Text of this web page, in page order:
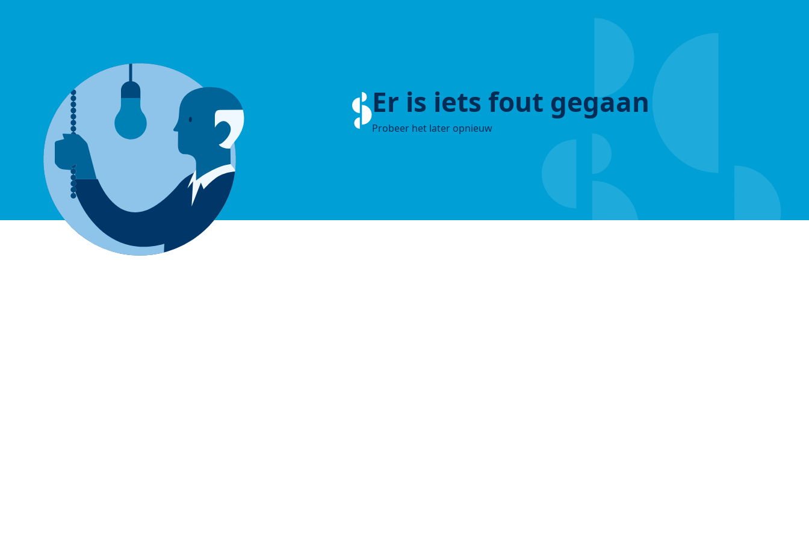
Er is iets fout gegaan
Probeer het later opnieuw